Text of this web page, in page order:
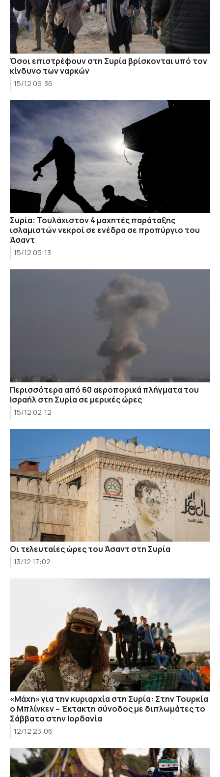
Όσοι επιστρέφουν στη Συρία βρίσκονται υπό τον
κίνδυνο των ναρκών
15/12 09:36
Συρία: Τουλάχιστον 4 μαχητές παράταξης
ισλαμιστών νεκροί σε ενέδρα σε προπύργιο του
Άσαντ
15/12 05:13
Περισσότερα από 60 αεροπορικά πλήγματα του
Ισραήλ στη Συρία σε μερικές ώρες
15/12 02:12
Οι τελευταίες ώρες του Άσαντ στη Συρία
13/12 17:02
«Μάχη» για την κυριαρχία στη Συρία: Στην Τουρκία
ο Μπλίνκεν – Έκτακτη σύνοδος με διπλωμάτες το
Σάββατο στην Ιορδανία
12/12 23:06